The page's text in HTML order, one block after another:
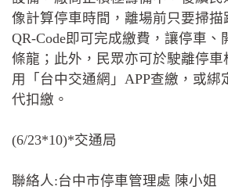
像計算停車時間，離場前只要掃描
QR-Code即可完成繳費，讓停車、
條龍；此外，民眾亦可於駛離停車
用「台中交通網」APP查繳，或綁
代扣繳。
(6/23*10)*交通局
聯絡人:台中市停車管理處 陳小姐